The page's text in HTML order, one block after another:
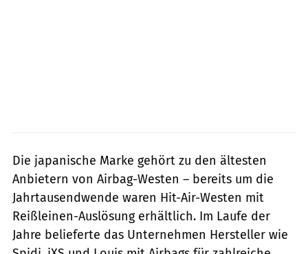
Die japanische Marke gehört zu den ältesten
Anbietern von Airbag-Westen – bereits um die
Jahrtausendwende waren Hit-Air-Westen mit
Reißleinen-Auslösung erhältlich. Im Laufe der
Jahre belieferte das Unternehmen Hersteller wie